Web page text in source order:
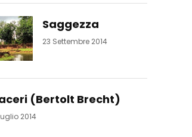
Saggezza
23 Settembre 2014
(Bertolt Brecht)
2014